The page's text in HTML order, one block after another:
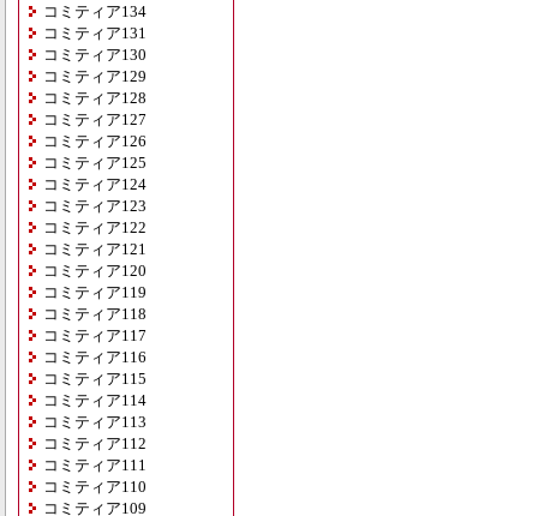
コミティア134
コミティア131
コミティア130
コミティア129
コミティア128
コミティア127
コミティア126
コミティア125
コミティア124
コミティア123
コミティア122
コミティア121
コミティア120
コミティア119
コミティア118
コミティア117
コミティア116
コミティア115
コミティア114
コミティア113
コミティア112
コミティア111
コミティア110
コミティア109